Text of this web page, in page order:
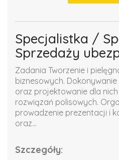
Specjalistka /
Sprzedaży
Zadania Tworzenie i
biznesowych.
oraz projektowanie dla
rozwiązań polisowych.
prowadzenie prezentacji i
oraz...
Szczegóły: